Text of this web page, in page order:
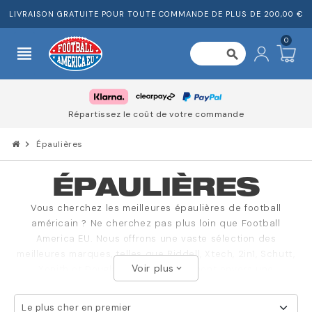
LIVRAISON GRATUITE POUR TOUTE COMMANDE DE PLUS DE 200,00 €
view_headline search
0
Répartissez le coût de votre commande
chevron_right Épaulières
ÉPAULIÈRES
Vous cherchez les meilleures épaulières de football
américain ? Ne cherchez pas plus loin que Football
America EU. Nous offrons une vaste sélection des
meilleures marques, telles que Riddell, Xtech, 2in1, Schutt,
Xenith et Douglas. Notre engagement envers une
protection exceptionnelle, un confort imbattable et un
Voir plus expand_more
Le plus cher en premier